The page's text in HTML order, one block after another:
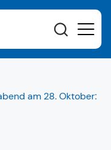
am 28. Oktober: